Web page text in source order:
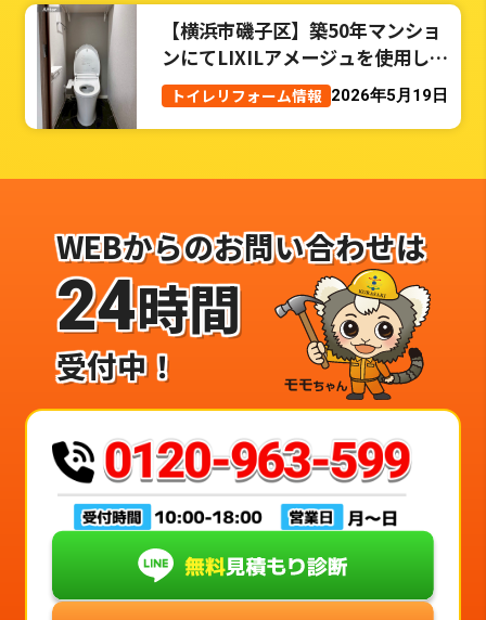
【横浜市磯子区】築50年マンショ
ンにてLIXILアメージュを使用した
トイレリフォーム事例
トイレリフォーム情報 2026年5月19日
WEBからのお問い合わせは
24時間
受付中！